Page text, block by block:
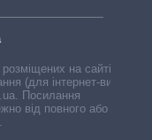
на сайті,
(для інтернет-видань
Посилання
від повного або